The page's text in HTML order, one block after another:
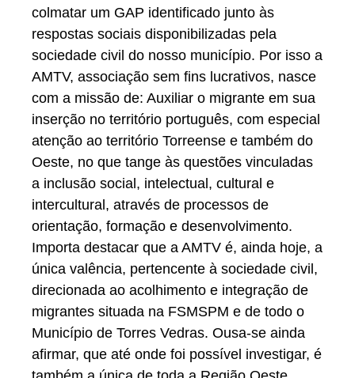
colmatar um GAP identificado junto às
respostas sociais disponibilizadas pela
sociedade civil do nosso município. Por isso a
AMTV, associação sem fins lucrativos, nasce
com a missão de: Auxiliar o migrante em sua
inserção no território português, com especial
atenção ao território Torreense e também do
Oeste, no que tange às questões vinculadas
a inclusão social, intelectual, cultural e
intercultural, através de processos de
orientação, formação e desenvolvimento.
Importa destacar que a AMTV é, ainda hoje, a
única valência, pertencente à sociedade civil,
direcionada ao acolhimento e integração de
migrantes situada na FSMSPM e de todo o
Município de Torres Vedras. Ousa-se ainda
afirmar, que até onde foi possível investigar, é